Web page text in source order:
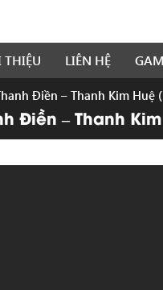
THIỆU LIÊN HỆ
Điền – Thanh Kim Huệ
Điền – Thanh